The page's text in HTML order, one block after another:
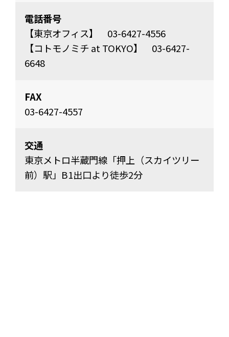
電話番号
【東京オフィス】 03-6427-4556
【コトモノミチ at TOKYO】 03-6427-
6648
FAX
03-6427-4557
交通
東京メトロ半蔵門線「押上（スカイツリー
前）駅」B1出口より徒歩2分